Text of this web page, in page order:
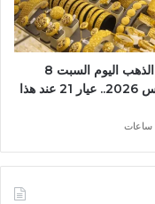
أسعار الذهب اليوم السبت 8
أغسطس 2026.. عيار 21 عند هذا